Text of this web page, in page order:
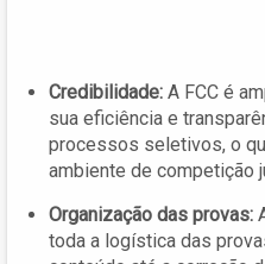
Credibilidade: A FCC é
sua eficiência e
processos seletivos, o
ambiente de competição
Organização das provas:
toda a logística das